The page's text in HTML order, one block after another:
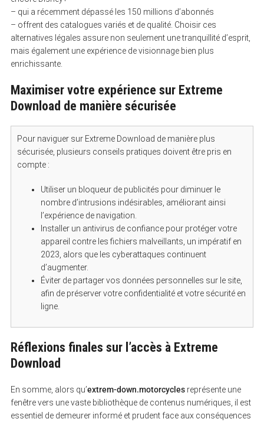
– qui a récemment dépassé les 150 millions d’abonnés
– offrent des catalogues variés et de qualité. Choisir ces
alternatives légales assure non seulement une tranquillité d’esprit,
mais également une expérience de visionnage bien plus
enrichissante.
Maximiser votre expérience sur Extreme
Download de manière sécurisée
Pour naviguer sur Extreme Download de manière plus
sécurisée, plusieurs conseils pratiques doivent être pris en
compte :
Utiliser un bloqueur de publicités pour diminuer le
nombre d’intrusions indésirables, améliorant ainsi
l’expérience de navigation.
Installer un antivirus de confiance pour protéger votre
appareil contre les fichiers malveillants, un impératif en
2023, alors que les cyberattaques continuent
d’augmenter.
Éviter de partager vos données personnelles sur le site,
afin de préserver votre confidentialité et votre sécurité en
ligne.
Réflexions finales sur l’accès à Extreme
Download
En somme, alors qu’extrem-down.motorcyclesreprésente une
fenêtre vers une vaste bibliothèque de contenus numériques, il est
essentiel de demeurer informé et prudent face aux conséquences